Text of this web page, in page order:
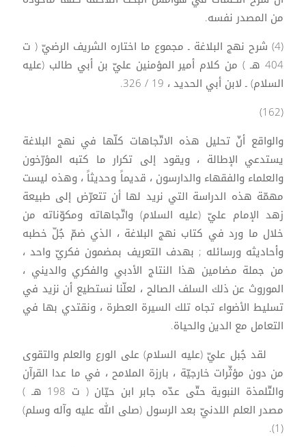
من المصدر نفسه.
(4) شرح نهج البلاغة ـ مجموع ما اختاره الشريف الرضيّ ( ت
404 هـ ) من كلام أمير المؤمنين عليّ بن أبي طالب (عليه
السلام) ـ لابن أبي الحديد ، 19 / 326.
(162)
والواقع أنّ تحليل هذه الاتّجاهات كلّها في نهج البلاغة
يستدعي الإطالة ، ويقود إلى تكرار ما كتبه المؤرّخون
والعلماء والفقهاء والدارسون ، قديماً وحديثاً ، وهذه ليست
مهمّة هذه الدراسة التي نريد لها أن تتعرّض إلى طبيعة
زهد الإمام عليّ (عليه السلام) واتّجاهاته ومكوّناته من
خلال ما ورد في كتاب نهج البلاغة ، الذي ضمّ جُلّ خطبه
وأحاديثه ورسائله ; بهدف التعريف بمضمون فكريّ واحد ،
من جملة مضامين هذا النتاج الأدبي والفكري والديني ،
الموروث عن ذلك السلف الصالح ، لعلّنا نستطيع أن نزيد في
تسليط الأضواء تجاه تلك السيرة العطرة ، ونقتدي بها في
التعامل مع الدين والحياة.
لقد جُبل عليّ (عليه السلام) على الورع والعلم والتقوى
من دون مؤثّرات خارجيّة ، بارزة الملامح ، في ما عدا القرآن
والتّلمذة النبوية حتّى عدّه جابر ابن حيّان ( ت 198 هـ )
مصدر العلم اللدنيّ بعد الرسول (صلى الله عليه وآله وسلم)
(1).